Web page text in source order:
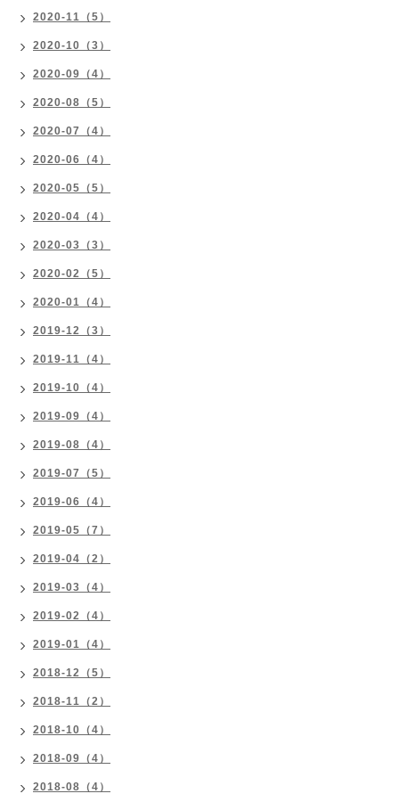
2020-11（5）
2020-10（3）
2020-09（4）
2020-08（5）
2020-07（4）
2020-06（4）
2020-05（5）
2020-04（4）
2020-03（3）
2020-02（5）
2020-01（4）
2019-12（3）
2019-11（4）
2019-10（4）
2019-09（4）
2019-08（4）
2019-07（5）
2019-06（4）
2019-05（7）
2019-04（2）
2019-03（4）
2019-02（4）
2019-01（4）
2018-12（5）
2018-11（2）
2018-10（4）
2018-09（4）
2018-08（4）